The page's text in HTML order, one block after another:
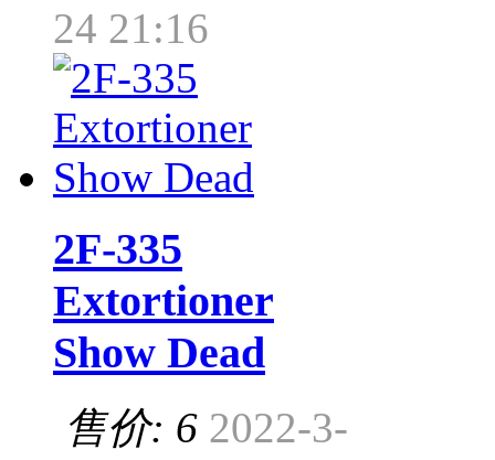
24 21:16
2F-335
Extortioner
Show Dead
售价: 6 2022-3-